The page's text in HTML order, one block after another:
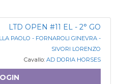
LTD OPEN #11 EL - 2° GO
PAOLO - FORNAROLI GINEVRA -
SIVORI LORENZO
Cavallo: AD DORIA HORSES